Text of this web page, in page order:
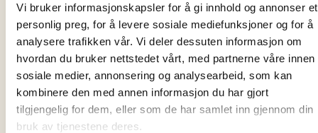
Vi bruker informasjonskapsler for å gi innhold og annonser et
personlig preg, for å levere sosiale mediefunksjoner og for å
analysere trafikken vår. Vi deler dessuten informasjon om
hvordan du bruker nettstedet vårt, med partnerne våre innen
sosiale medier, annonsering og analysearbeid, som kan
kombinere den med annen informasjon du har gjort
tilgjengelig for dem, eller som de har samlet inn gjennom din
bruk av tjenestene deres.
Tilgjengelighet
Trollrock jobber for å gjøre festivalen tilgjengelig for alle. Her
finner du detaljer om HC-områder, ledsagerbilletter og andre
tilretteleggingstiltak.
Mer om tilgjengelighet